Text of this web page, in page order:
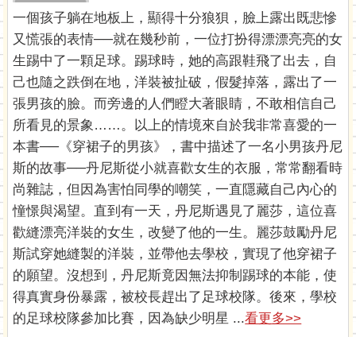
一個孩子躺在地板上，顯得十分狼狽，臉上露出既悲慘
又慌張的表情──就在幾秒前，一位打扮得漂漂亮亮的女
生踢中了一顆足球。踢球時，她的高跟鞋飛了出去，自
己也隨之跌倒在地，洋裝被扯破，假髮掉落，露出了一
張男孩的臉。而旁邊的人們瞪大著眼睛，不敢相信自己
所看見的景象……。以上的情境來自於我非常喜愛的一
本書──《穿裙子的男孩》，書中描述了一名小男孩丹尼
斯的故事──丹尼斯從小就喜歡女生的衣服，常常翻看時
尚雜誌，但因為害怕同學的嘲笑，一直隱藏自己內心的
憧憬與渴望。直到有一天，丹尼斯遇見了麗莎，這位喜
歡縫漂亮洋裝的女生，改變了他的一生。麗莎鼓勵丹尼
斯試穿她縫製的洋裝，並帶他去學校，實現了他穿裙子
的願望。沒想到，丹尼斯竟因無法抑制踢球的本能，使
得真實身份暴露，被校長趕出了足球校隊。後來，學校
的足球校隊參加比賽，因為缺少明星 ...看更多>>